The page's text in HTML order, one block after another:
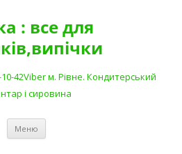
: все для
10-42Viber м. Рівне. Кондитерський
і сировина
Меню